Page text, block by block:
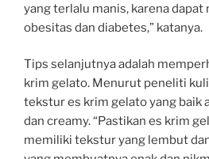
yang terlalu manis, karena
obesitas dan diabetes,” katanya.
Tips selanjutnya adalah
krim gelato. Menurut peneliti
tekstur es krim gelato yang baik
dan creamy. “Pastikan es krim
memiliki tekstur yang lembut